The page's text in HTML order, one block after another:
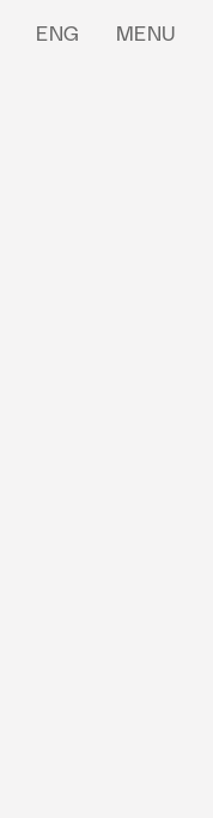
ENG MENU